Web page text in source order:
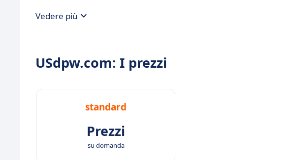
Vedere più
USdpw.com: I prezzi
standard
Prezzi
su domanda